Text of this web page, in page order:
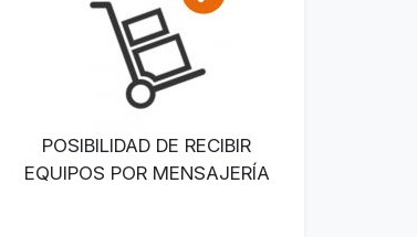
POSIBILIDAD DE RECIBIR
EQUIPOS POR MENSAJERÍA